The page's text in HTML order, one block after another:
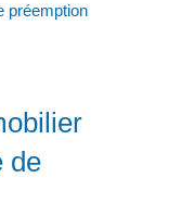
préemption
de